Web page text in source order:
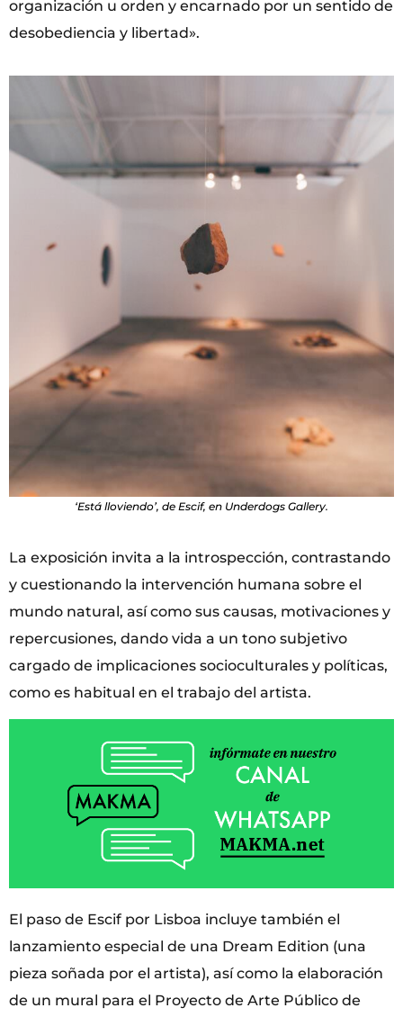
organización u orden y encarnado por un sentido de
desobediencia y libertad».
‘Está lloviendo’, de Escif, en Underdogs Gallery.
La exposición invita a la introspección, contrastando
y cuestionando la intervención humana sobre el
mundo natural, así como sus causas, motivaciones y
repercusiones, dando vida a un tono subjetivo
cargado de implicaciones socioculturales y políticas,
como es habitual en el trabajo del artista.
El paso de Escif por Lisboa incluye también el
lanzamiento especial de una Dream Edition (una
pieza soñada por el artista), así como la elaboración
de un mural para el Proyecto de Arte Público de